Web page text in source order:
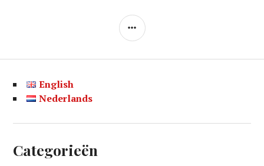
ZIJBALK
English
Nederlands
Categorieën